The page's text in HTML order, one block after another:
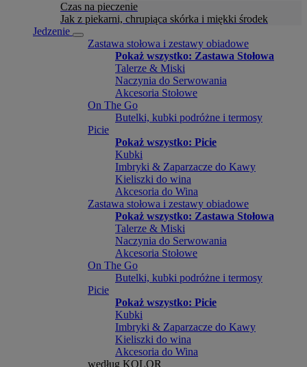
Czas na pieczenie
Jak z piekarni, chrupiąca skórka i miękki środek
Jedzenie
Zastawa stołowa i zestawy obiadowe
Pokaż wszystko: Zastawa Stołowa
Talerze & Miski
Naczynia do Serwowania
Akcesoria Stołowe
On The Go
Butelki, kubki podróżne i termosy
Picie
Pokaż wszystko: Picie
Kubki
Imbryki & Zaparzacze do Kawy
Kieliszki do wina
Akcesoria do Wina
Zastawa stołowa i zestawy obiadowe
Pokaż wszystko: Zastawa Stołowa
Talerze & Miski
Naczynia do Serwowania
Akcesoria Stołowe
On The Go
Butelki, kubki podróżne i termosy
Picie
Pokaż wszystko: Picie
Kubki
Imbryki & Zaparzacze do Kawy
Kieliszki do wina
Akcesoria do Wina
według KOLOR